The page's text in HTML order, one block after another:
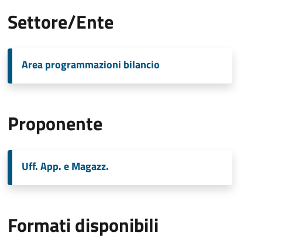
Settore/Ente
Area programmazioni bilancio
Proponente
Uff. App. e Magazz.
Formati disponibili